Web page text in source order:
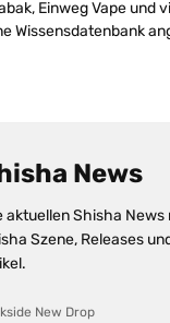
Einweg Vape
News
aktuellen Shisha News
Szene, Releases
New Drop